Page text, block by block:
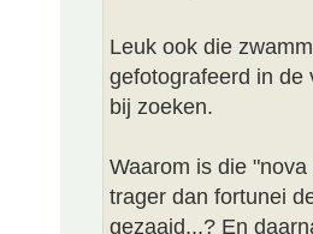
Leuk ook die
gefotografeerd in de
bij zoeken.
Waarom is die
trager dan fortunei
gezaaid...? En